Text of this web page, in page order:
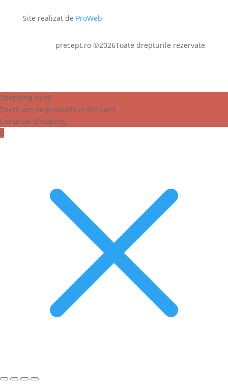
Site realizat de ProWeb
precept.ro ©2026Toate drepturile rezervate
Shopping cart0
There are no products in the cart!
Continue shopping
0